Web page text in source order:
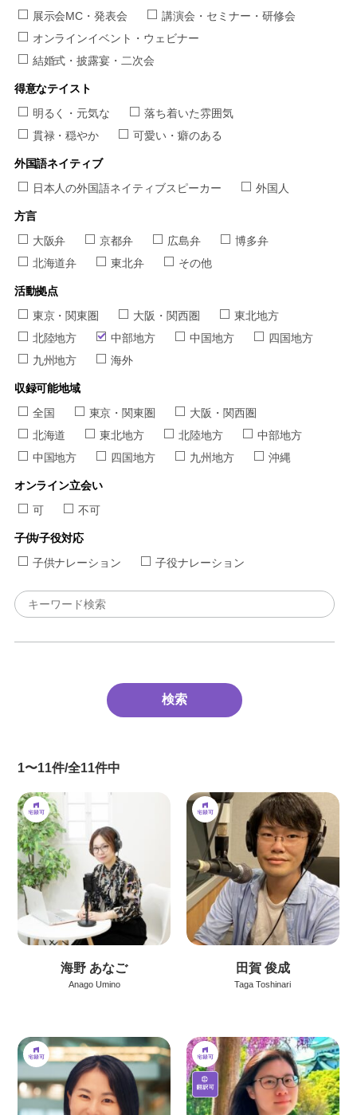
展示会MC・発表会
講演会・セミナー・研修会
オンラインイベント・ウェビナー
結婚式・披露宴・二次会
得意なテイスト
明るく・元気な
落ち着いた雰囲気
貫禄・穏やか
可愛い・癖のある
外国語ネイティブ
日本人の外国語ネイティブスピーカー
外国人
方言
大阪弁
京都弁 広島弁
博多弁
北海道弁
東北弁 その他
活動拠点
東京・関東圏
大阪・関西圏
東北地方
北陸地方
中部地方 中国地方
四国地方
九州地方
海外
収録可能地域
全国
東京・関東圏
大阪・関西圏
北海道
東北地方 北陸地方
中部地方
中国地方
四国地方 九州地方 沖縄
オンライン立会い
可
不可
子供/子役対応
子供ナレーション
子役ナレーション
1〜11件/全11件中
海野 あなご
Anago Umino
田賀 俊成
Taga Toshinari